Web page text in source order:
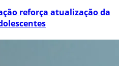
reforça atualização da